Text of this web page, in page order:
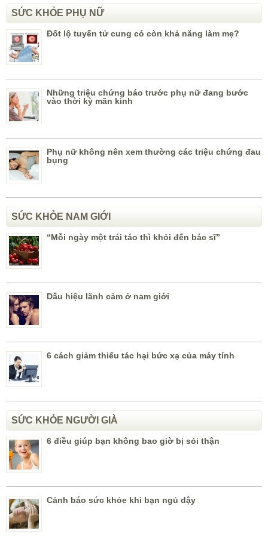
SỨC KHỎE PHỤ NỮ
Đốt lộ tuyến tử cung có còn khả năng làm mẹ?
Những triệu chứng báo trước phụ nữ đang bước
vào thời kỳ mãn kinh
Phụ nữ không nên xem thường các triệu chứng đau
bụng
SỨC KHỎE NAM GIỚI
“Mỗi ngày một trái táo thì khỏi đến bác sĩ”
Dấu hiệu lãnh cảm ở nam giới
6 cách giảm thiểu tác hại bức xạ của máy tính
SỨC KHỎE NGƯỜI GIÀ
6 điều giúp bạn không bao giờ bị sỏi thận
Cảnh báo sức khỏe khi bạn ngủ dậy